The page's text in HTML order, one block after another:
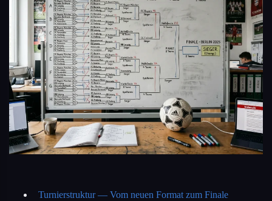
Turnierstruktur — Vom neuen Format zum Finale